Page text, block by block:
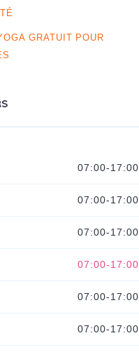
GRATUIT POUR
07:00-17:00
07:00-17:00
07:00-17:00
07:00-17:00
07:00-17:00
07:00-17:00